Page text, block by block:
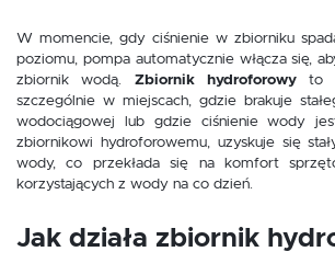
W momencie, gdy ciśnienie w zbiorniku
poziomu, pompa automatycznie włącza się,
zbiornik wodą. Zbiornik hydroforowyto
szczególnie w miejscach, gdzie brakuje
wodociągowej lub gdzie ciśnienie wody
zbiornikowi hydroforowemu, uzyskuje się
wody, co przekłada się na komfort
korzystających z wody na co dzień.
Jak działa zbiornik
partnerami oraz innych dostawców usług. Firmy te
pośredników prezentujących nasze treści w postaci
komunikatów mediów społecznościowych.